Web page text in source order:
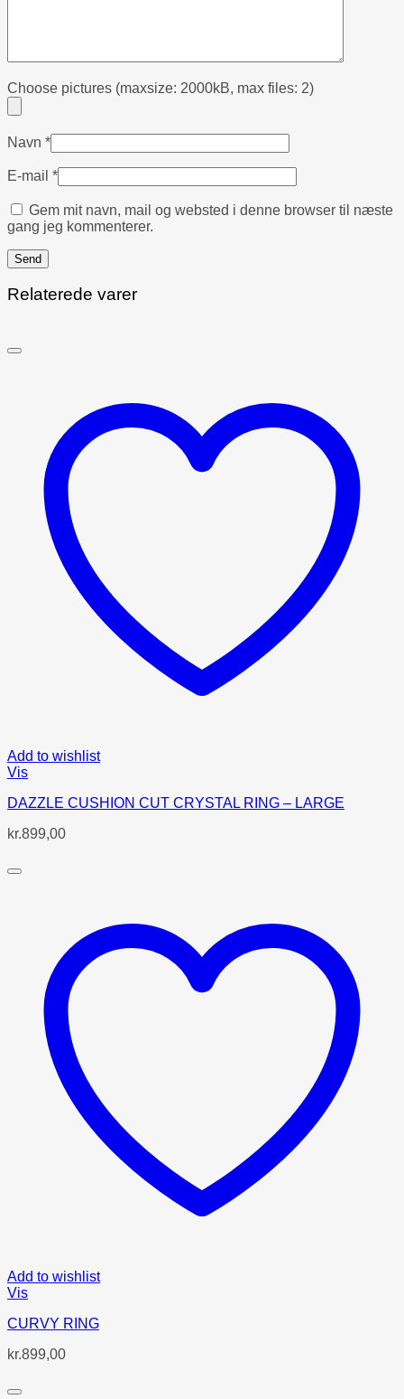
Choose pictures (maxsize: 2000kB, max files: 2)
Navn *
E-mail *
Gem mit navn, mail og websted i denne browser til næste
gang jeg kommenterer.
Relaterede varer
Add to wishlist
Vis
DAZZLE CUSHION CUT CRYSTAL RING – LARGE
kr.899,00
Add to wishlist
Vis
CURVY RING
kr.899,00